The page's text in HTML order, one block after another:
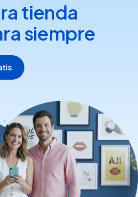
tienda
siempre